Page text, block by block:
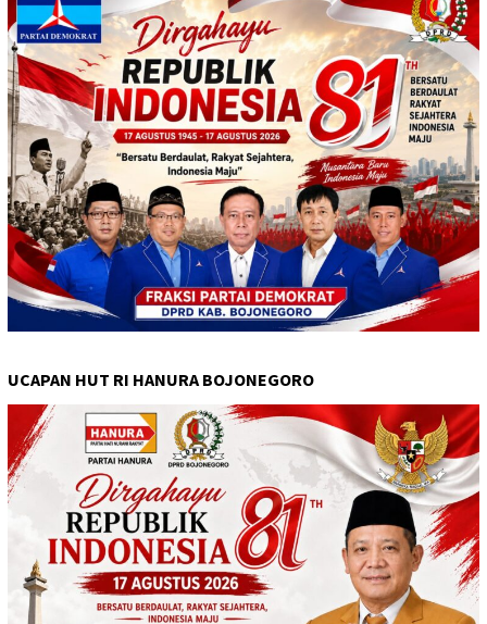
UCAPAN HUT RI HANURA BOJONEGORO